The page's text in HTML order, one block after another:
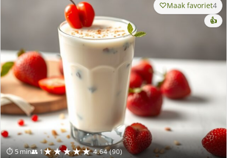
⏱ 5 min👥 1★★★★★ 4.64 (90)
Maak favoriet4
👍